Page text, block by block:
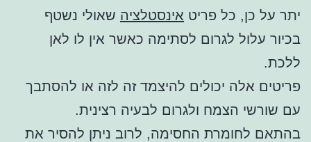
יתר על כן, כל פריט אינסטלציה שאולי נשטף
בכיור עלול לגרום לסתימה כאשר אין לו לאן
ללכת.
פריטים אלה יכולים להיצמד זה לזה או להסתבך
עם שורשי הצמח ולגרום לבעיה רצינית.
בהתאם לחומרת החסימה, לרוב ניתן להסיר את